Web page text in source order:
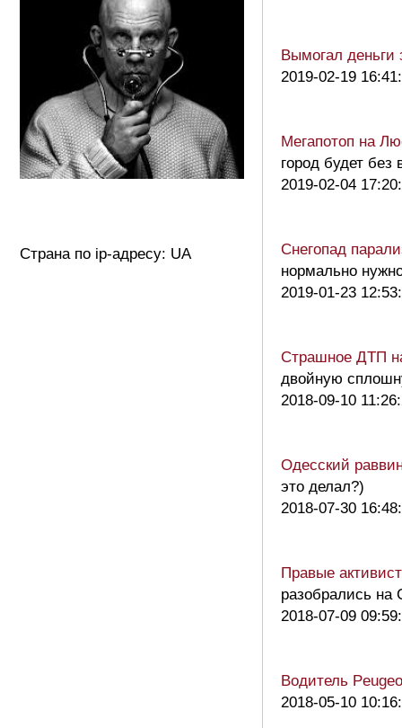
Страна по ip-адресу: UA
Вымогал деньги
2019-02-19
Мегапотоп на
город будет без
2019-02-04
Снегопад
нормально
2019-01-23
Страшное ДТП
двойную
2018-09-10
Одесский
это делал?)
2018-07-30
Правые
разобрались
2018-07-09
Водитель
2018-05-10